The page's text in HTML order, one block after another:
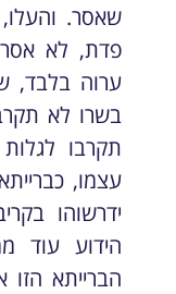
שאסר.
פדת, לא
ערוה בלבד,
בשרו לא
תקרבו
עצמו,
ידרשוהו
הידוע עוד
הברייתא הזו